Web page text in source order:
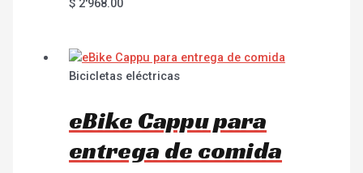
$ 2'968.00
Bicicletas eléctricas
eBike Cappu para
entrega de comida